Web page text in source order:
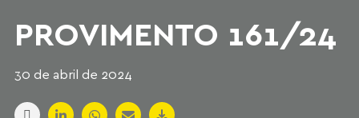
PROVIMENTO 161/24
30 de abril de 2024